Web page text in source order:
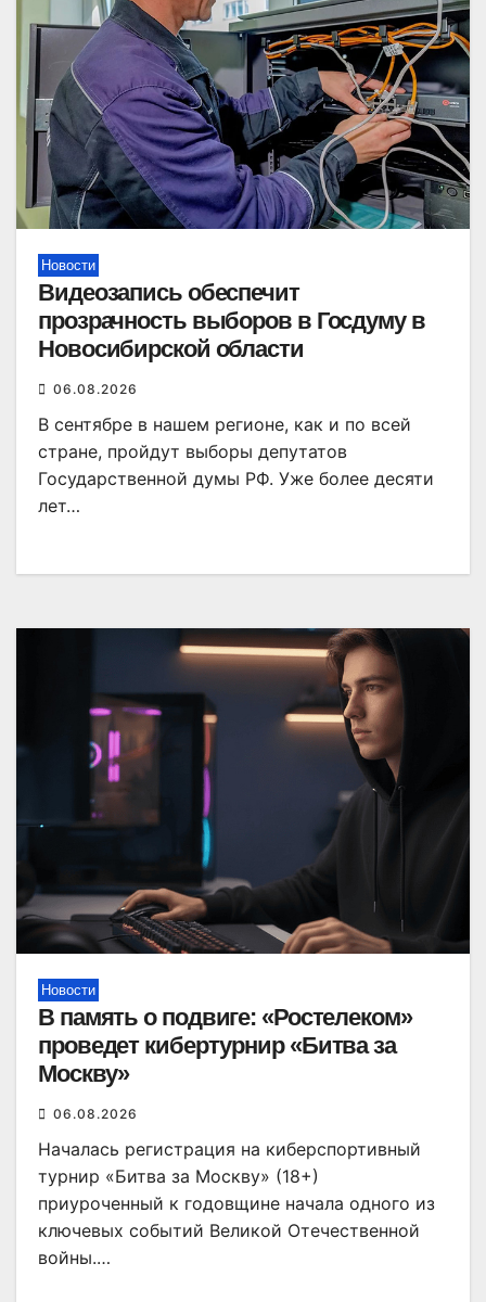
Новости
Видеозапись обеспечит
прозрачность выборов в Госдуму в
Новосибирской области
06.08.2026
В сентябре в нашем регионе, как и по всей
стране, пройдут выборы депутатов
Государственной думы РФ. Уже более десяти
лет…
Новости
В память о подвиге: «Ростелеком»
проведет кибертурнир «Битва за
Москву»
06.08.2026
Началась регистрация на киберспортивный
турнир «Битва за Москву» (18+)
приуроченный к годовщине начала одного из
ключевых событий Великой Отечественной
войны.…